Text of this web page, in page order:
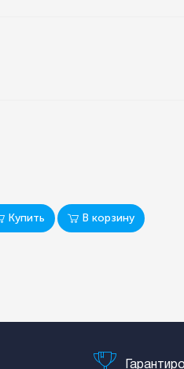
Купить В корзину